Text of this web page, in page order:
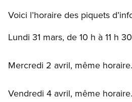
Voici l’horaire des piquets
Lundi 31 mars, de 10 h à 11 h
Mercredi 2 avril, même horaire.
Vendredi 4 avril, même horaire.